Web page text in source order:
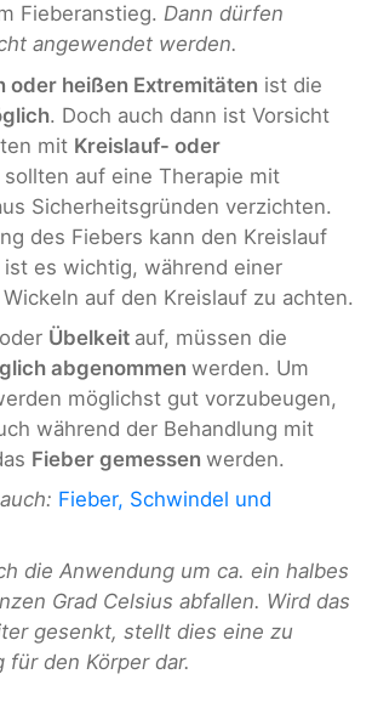
Fieberanstieg. Dann dürfen
angewendet werden.
oder heißen Extremitäten ist die
. Doch auch dann ist Vorsicht
mit Kreislauf- oder
sollten auf eine Therapie mit
Sicherheitsgründen verzichten.
des Fiebers kann den Kreislauf
ist es wichtig, während einer
auf den Kreislauf zu achten.
oder Übelkeit auf, müssen die
abgenommen werden. Um
möglichst gut vorzubeugen,
während der Behandlung mit
Fieber gemessen werden.
Fieber, Schwindel und
die Anwendung um ca. ein halbes
Grad Celsius abfallen. Wird das
gesenkt, stellt dies eine zu
für den Körper dar.